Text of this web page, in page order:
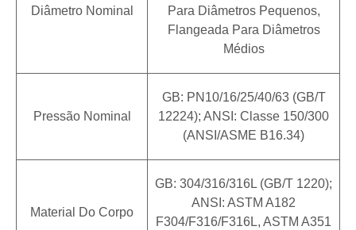
Diâmetro Nominal
Para Diâmetros Pequenos,
Flangeada Para Diâmetros
Médios
Pressão Nominal
GB: PN10/16/25/40/63 (GB/T
12224); ANSI: Classe 150/300
(ANSI/ASME B16.34)
Material Do Corpo
GB: 304/316/316L (GB/T 1220);
ANSI: ASTM A182
F304/F316/F316L, ASTM A351